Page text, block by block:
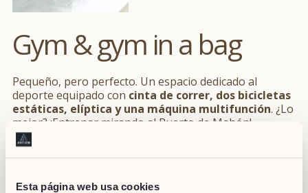
Esta página web usa cookies
Gym & gym in a bag
Pequeño, pero perfecto. Un espacio dedicado al
deporte equipado con cinta de correr, dos bicicletas
estáticas, elíptica y una máquina multifunción. ¿Lo
mejor? ¡Entrenar mirando al Puerto de Mahón!
Además, el hotel dispone de una bolsa que incluye
todo lo necesario para hacerstretching o yoga¡en la
una rutina de entrenamiento para sacarle el máximo